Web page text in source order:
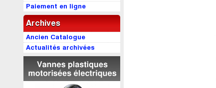
Paiement en ligne
Archives
Ancien Catalogue
Actualités archivées